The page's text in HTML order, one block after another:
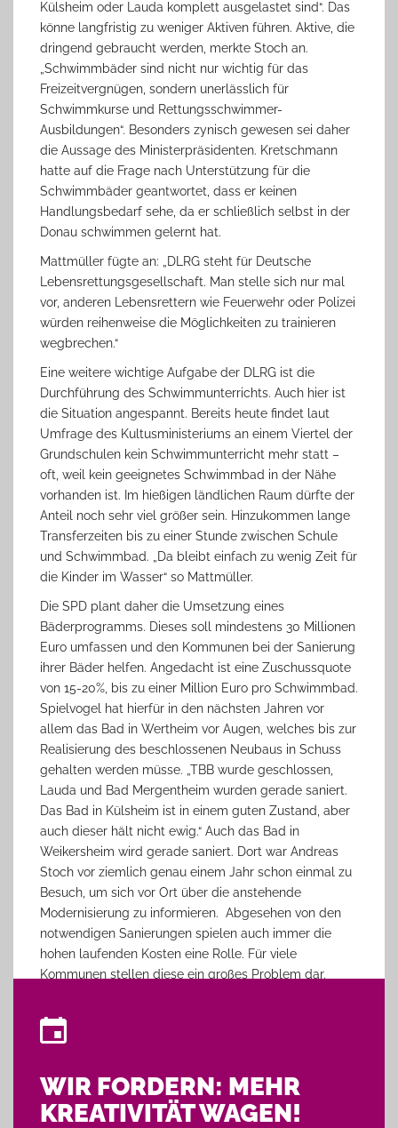
Külsheim oder Lauda komplett ausgelastet sind“. Das
könne langfristig zu weniger Aktiven führen. Aktive, die
dringend gebraucht werden, merkte Stoch an.
„Schwimmbäder sind nicht nur wichtig für das
Freizeitvergnügen, sondern unerlässlich für
Schwimmkurse und Rettungsschwimmer-
Ausbildungen“. Besonders zynisch gewesen sei daher
die Aussage des Ministerpräsidenten. Kretschmann
hatte auf die Frage nach Unterstützung für die
Schwimmbäder geantwortet, dass er keinen
Handlungsbedarf sehe, da er schließlich selbst in der
Donau schwimmen gelernt hat.
Mattmüller fügte an: „DLRG steht für Deutsche
Lebensrettungsgesellschaft. Man stelle sich nur mal
vor, anderen Lebensrettern wie Feuerwehr oder Polizei
würden reihenweise die Möglichkeiten zu trainieren
wegbrechen.“
Eine weitere wichtige Aufgabe der DLRG ist die
Durchführung des Schwimmunterrichts. Auch hier ist
die Situation angespannt. Bereits heute findet laut
Umfrage des Kultusministeriums an einem Viertel der
Grundschulen kein Schwimmunterricht mehr statt –
oft, weil kein geeignetes Schwimmbad in der Nähe
vorhanden ist. Im hießigen ländlichen Raum dürfte der
Anteil noch sehr viel größer sein. Hinzukommen lange
Transferzeiten bis zu einer Stunde zwischen Schule
und Schwimmbad. „Da bleibt einfach zu wenig Zeit für
die Kinder im Wasser“ so Mattmüller.
Die SPD plant daher die Umsetzung eines
Bäderprogramms. Dieses soll mindestens 30 Millionen
Euro umfassen und den Kommunen bei der Sanierung
ihrer Bäder helfen. Angedacht ist eine Zuschussquote
von 15-20%, bis zu einer Million Euro pro Schwimmbad.
Spielvogel hat hierfür in den nächsten Jahren vor
allem das Bad in Wertheim vor Augen, welches bis zur
Realisierung des beschlossenen Neubaus in Schuss
gehalten werden müsse. „TBB wurde geschlossen,
Lauda und Bad Mergentheim wurden gerade saniert.
Das Bad in Külsheim ist in einem guten Zustand, aber
auch dieser hält nicht ewig.“ Auch das Bad in
Weikersheim wird gerade saniert. Dort war Andreas
Stoch vor ziemlich genau einem Jahr schon einmal zu
Besuch, um sich vor Ort über die anstehende
Modernisierung zu informieren. Abgesehen von den
notwendigen Sanierungen spielen auch immer die
hohen laufenden Kosten eine Rolle. Für viele
Kommunen stellen diese ein großes Problem dar.
Pandemie.
Mattmüller versprach, das Thema intensiv
DLRG-Vertretern in Külsheim und Weikersheim
geplant.
WIR FORDERN: MEHR
KREATIVITÄT WAGEN!